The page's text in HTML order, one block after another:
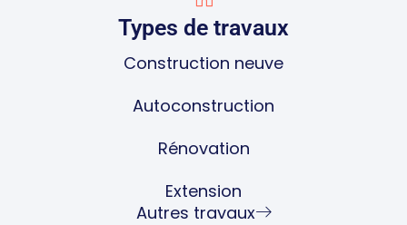
Types de travaux
Construction neuve
Autoconstruction
Rénovation
Extension
Autres travaux